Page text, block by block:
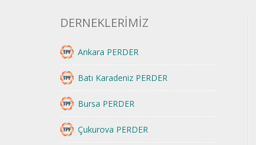
DERNEKLERİMİZ
Ankara PERDER
Batı Karadeniz PERDER
Bursa PERDER
Çukurova PERDER